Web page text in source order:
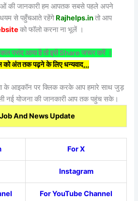
की जानकारी हम आपतक सबसे पहले अपने
से पहुँचआते रहेंगे Rajhelps.inतो आप
को फॉलो करना ना भूलें ।
पसंद आया है तो इसे Share जरूर करें ।
को अंत तक पढ़ने के लिए धन्यवाद,,,
के आइकॉन पर क्लिक करके आप हमारे साथ जुड़
नई योजना की जानकारी आप तक पहुंच सके।
And News Update
For X
Instagram
For YouTube Channel